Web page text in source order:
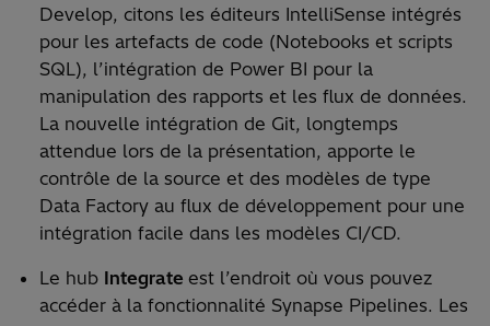
Develop, citons les éditeurs IntelliSense intégrés
pour les artefacts de code (Notebooks et scripts
SQL), l’intégration de Power BI pour la
manipulation des rapports et les flux de données.
La nouvelle intégration de Git, longtemps
attendue lors de la présentation, apporte le
contrôle de la source et des modèles de type
Data Factory au flux de développement pour une
intégration facile dans les modèles CI/CD.
Le hub Integrate est l’endroit où vous pouvez
accéder à la fonctionnalité Synapse Pipelines. Les